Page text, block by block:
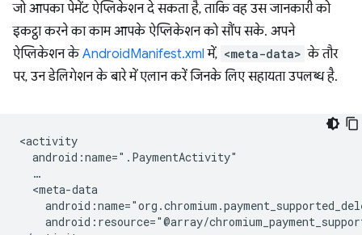
जो आपका पेमेंट ऐप्लिकेशन दे सकता है, ताकि वह उस जानकारी को
इकट्ठा करने का काम आपके ऐप्लिकेशन को सौंप सके. अपने
ऐप्लिकेशन केAndroidManifest.xml में, <meta-data> के तौर
पर, उन डेलिगेशन के बारे में एलान करें जिनके लिए सहायता उपलब्ध है.
android:resource="@array/